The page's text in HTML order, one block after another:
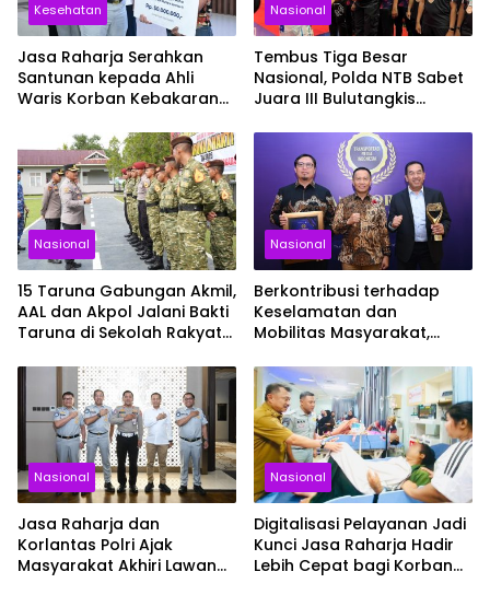
Kesehatan
Jasa Raharja Serahkan
Santunan kepada Ahli
Waris Korban Kebakaran
Nasional
Tembus Tiga Besar
Nasional, Polda NTB Sabet
Juara III Bulutangkis
Nasional
15 Taruna Gabungan Akmil,
AAL dan Akpol Jalani Bakti
Taruna di Sekolah Rakyat
Nasional
Berkontribusi terhadap
Keselamatan dan
Mobilitas Masyarakat,
Penghargaan di Ajang
Transportasi Indonesia
Awards 2026
Nasional
Jasa Raharja dan
Korlantas Polri Ajak
Masyarakat Akhiri Lawan
Nasional
Digitalisasi Pelayanan Jadi
Kunci Jasa Raharja Hadir
Lebih Cepat bagi Korban